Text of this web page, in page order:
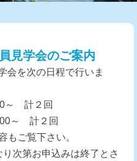
見学会のご案内
会を次の日程で行いま
～ 計２回
～ 計２回
もご覧下さい。
次第お申込みは終了とさ